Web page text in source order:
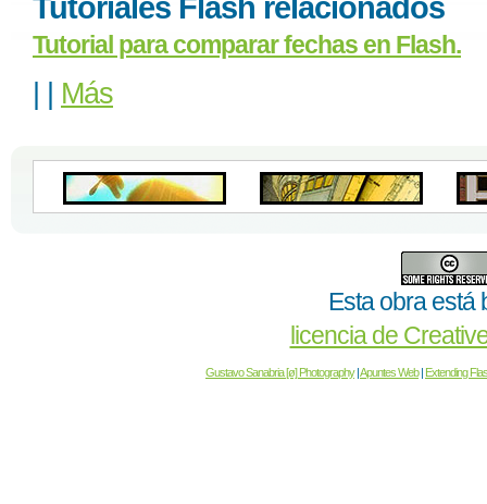
Tutoriales Flash relacionados
Tutorial para comparar fechas en Flash.
Más
Esta obra está
licencia de
Gustavo Sanabria [ø] Photography|Apuntes Web| Extending